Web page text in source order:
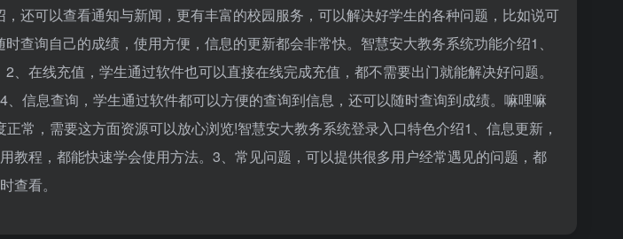
还可以查看通知与新闻，更有丰富的校园服务，可以解决好学生的各种问题，比如说可
询自己的成绩，使用方便，信息的更新都会非常快。智慧安大教务系统功能介绍1、
在线充值，学生通过软件也可以直接在线完成充值，都不需要出门就能解决好问题。
信息查询，学生通过软件都可以方便的查询到信息，还可以随时查询到成绩。 嘛哩嘛
常，需要这方面资源可以放心浏览!智慧安大教务系统登录入口特色介绍1、信息更新，
程，都能快速学会使用方法。3、常见问题，可以提供很多用户经常遇见的问题，都
查看。